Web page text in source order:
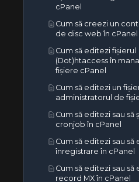
cPanel
Cum să creezi un
de disc web în cPanel
Cum să editezi fișierul
(Dot)htaccess în
fișiere cPanel
Cum să editezi un
administratorul de
Cum să editezi sau să
cronjob în cPanel
Cum să editezi sau să
înregistrare în cPanel
Cum să editezi sau să
record MX în cPanel